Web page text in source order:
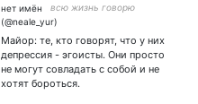
всю жизнь говорю
глупости
Майор: те, кто говорят, что у них
депрессия - эгоисты. Они просто
не могут совладать с собой и не
хотят бороться.